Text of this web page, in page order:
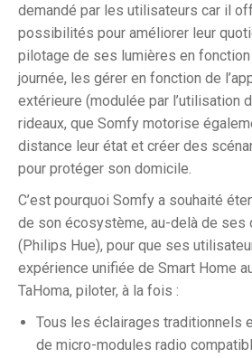
demandé par les utilisateurs car il
possibilités pour améliorer leur
pilotage de ses lumières en fonction
journée, les gérer en fonction de
extérieure (modulée par l’utilisation
rideaux, que Somfy motorise
distance leur état et créer des
pour protéger son domicile.
C’est pourquoi Somfy a souhaité
de son écosystème, au-delà de
(Philips Hue), pour que ses
expérience unifiée de Smart Home
TaHoma, piloter, à la fois :
Tous les éclairages traditionnels
de micro-modules radio